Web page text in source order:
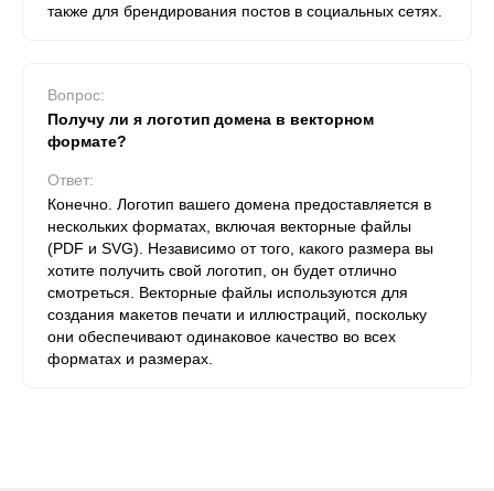
также для брендирования постов в социальных сетях.
Вопрос:
Получу ли я логотип домена в векторном
формате?
Ответ:
Конечно. Логотип вашего домена предоставляется в
нескольких форматах, включая векторные файлы
(PDF и SVG). Независимо от того, какого размера вы
хотите получить свой логотип, он будет отлично
смотреться. Векторные файлы используются для
создания макетов печати и иллюстраций, поскольку
они обеспечивают одинаковое качество во всех
форматах и ​​размерах.